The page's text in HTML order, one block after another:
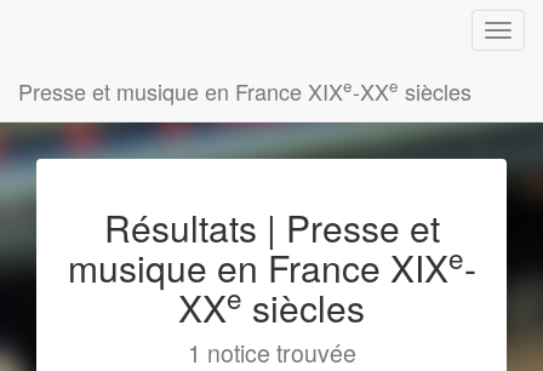
Presse et musique en France XIXe-XXe siècles
Résultats | Presse et
musique en France XIXe-
XXe siècles
1 notice trouvée